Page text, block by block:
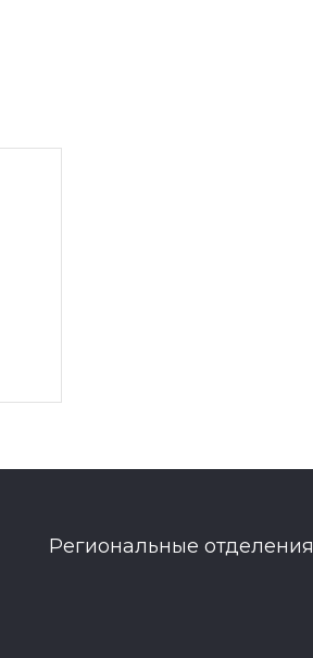
Региональные отделения